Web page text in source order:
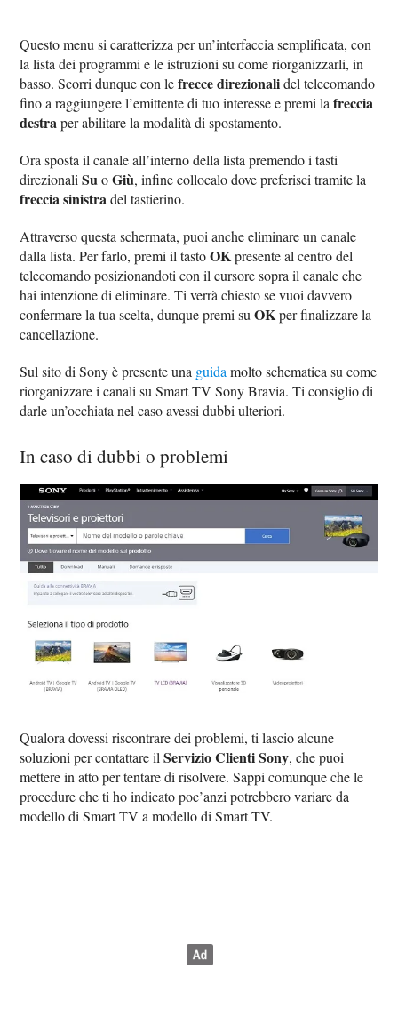
Questo menu si caratterizza per un’interfaccia semplificata, con
la lista dei programmi e le istruzioni su come riorganizzarli, in
basso. Scorri dunque con lefrecce direzionalidel telecomando
fino a raggiungere l’emittente di tuo interesse e premi lafreccia
destraper abilitare la modalità di spostamento.
Ora sposta il canale all’interno della lista premendo i tasti
direzionaliSuoGiù, infine collocalo dove preferisci tramite la
freccia sinistradel tastierino.
Attraverso questa schermata, puoi anche eliminare un canale
dalla lista. Per farlo, premi il tastoOKpresente al centro del
telecomando posizionandoti con il cursore sopra il canale che
hai intenzione di eliminare. Ti verrà chiesto se vuoi davvero
confermare la tua scelta, dunque premi suOKper finalizzare la
cancellazione.
Sul sito di Sony è presente una guida molto schematica su come
riorganizzare i canali su Smart TV Sony Bravia. Ti consiglio di
darle un’occhiata nel caso avessi dubbi ulteriori.
In caso di dubbi o problemi
Qualora dovessi riscontrare dei problemi, ti lascio alcune
soluzioni per contattare ilServizio Clienti Sony, che puoi
mettere in atto per tentare di risolvere. Sappi comunque che le
procedure che ti ho indicato poc’anzi potrebbero variare da
modello di Smart TV a modello di Smart TV.